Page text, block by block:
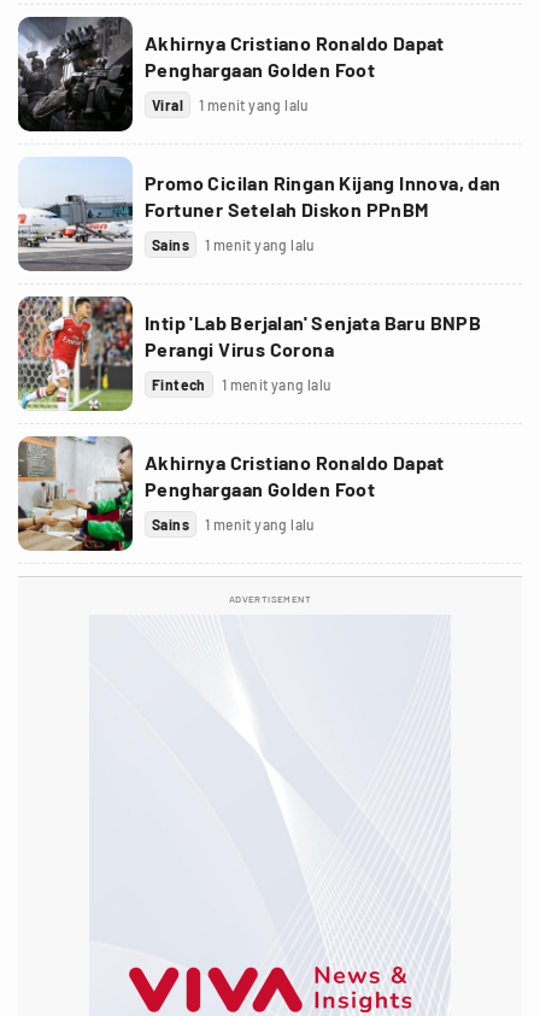
Akhirnya Cristiano Ronaldo Dapat
Penghargaan Golden Foot
Viral 1 menit yang lalu
Promo Cicilan Ringan Kijang Innova, dan
Fortuner Setelah Diskon PPnBM
Sains 1 menit yang lalu
Intip 'Lab Berjalan' Senjata Baru BNPB
Perangi Virus Corona
Fintech 1 menit yang lalu
Akhirnya Cristiano Ronaldo Dapat
Penghargaan Golden Foot
Sains 1 menit yang lalu
ADVERTISEMENT